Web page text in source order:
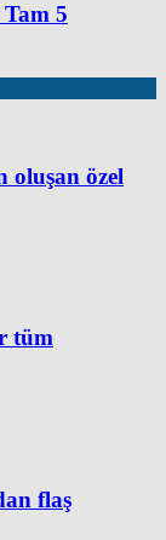
5
oluşan özel
tüm
flaş